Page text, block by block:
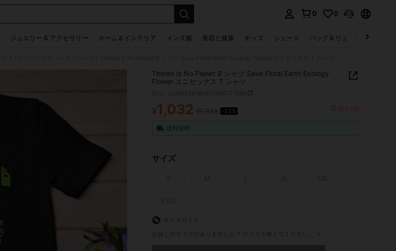
0 0
ジュエリー & アクセサリー ホーム＆インテリア メンズ服 美容と健康 キッズ シューズ バッグ＆リュック
Theres Is No Planet B シャツ Save Floral Earth Ecology
Flower ユニセックス T シャツ
PRICE AND AVAILABILITY
¥1,032 -23% 残り2日
送料無料
サイズ
サイズガイド
お探しのサイズがありませんか？ サイズを教えてください。